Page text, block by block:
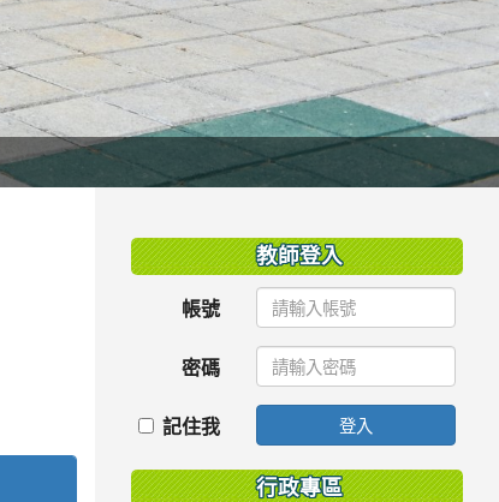
教師登入
帳號
密碼
記住我 登入
行政專區